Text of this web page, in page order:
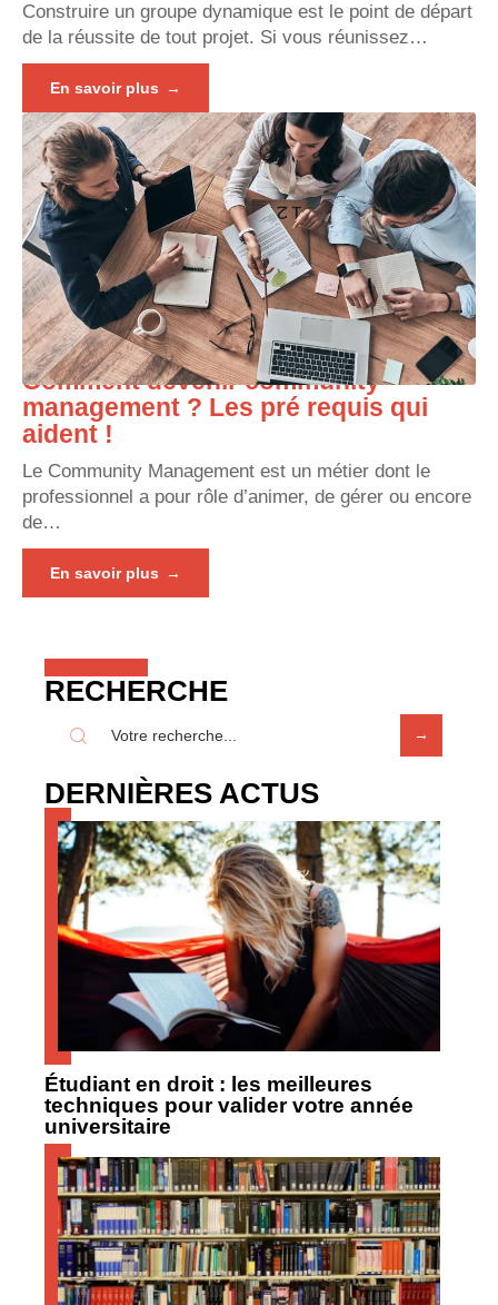
Construire un groupe dynamique est le point de départ
de la réussite de tout projet. Si vous réunissez…
En savoir plus
Comment devenir community
management ? Les pré requis qui
aident !
Le Community Management est un métier dont le
professionnel a pour rôle d’animer, de gérer ou encore
de…
En savoir plus
RECHERCHE
DERNIÈRES ACTUS
Étudiant en droit : les meilleures
techniques pour valider votre année
universitaire